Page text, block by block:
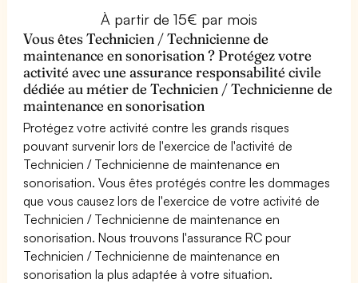
À partir de 15€ par mois
Vous êtes Technicien / Technicienne de
maintenance en sonorisation ? Protégez votre
activité avec une assurance responsabilité civile
dédiée au métier de Technicien / Technicienne de
maintenance en sonorisation
Protégez votre activité contre les grands risques
pouvant survenir lors de l'exercice de l'activité de
Technicien / Technicienne de maintenance en
sonorisation. Vous êtes protégés contre les dommages
que vous causez lors de l'exercice de votre activité de
Technicien / Technicienne de maintenance en
sonorisation. Nous trouvons l'assurance RC pour
Technicien / Technicienne de maintenance en
sonorisation la plus adaptée à votre situation.